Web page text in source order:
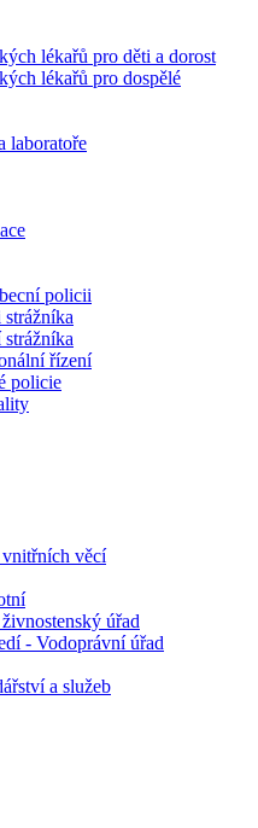
lékařů pro děti a dorost
lékařů pro dospělé
laboratoře
policii
řízení
policie
věcí
úřad
- Vodoprávní úřad
a služeb